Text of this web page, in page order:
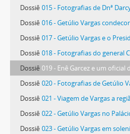
Dossiê 015 - Fotografias de Dnª
Dossiê 016 - Getúlio Vargas
Dossiê 017 - Getúlio Vargas e o
Dossiê 018 - Fotografias do general
Dossiê 019 - Enê Garcez e um oficial
Dossiê 020 - Fotografias de Getúlio Vargas entre diversas pessoas,
Dossiê 021 - Viagem de Vargas a
Dossiê 022 - Getúlio Vargas no Palácio
Dossiê 023 - Getúlio Vargas em